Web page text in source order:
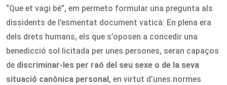
“Que et vagi bé”, em permeto formular una pregunta als
dissidents de l’esmentat document vaticà: En plena era
dels drets humans, els que s’oposen a concedir una
benedicció sol·licitada per unes persones, seran capaços
de discriminar-les per raó del seu sexe o de la seva
situació canònica personal , en virtut d’unes normes